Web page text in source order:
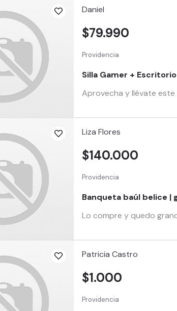
Daniel
Providencia
Silla Gamer +
Aprovecha y llévate este
$79.990
Liza Flores
Providencia
Banqueta baúl belice |
Lo compre y quedo
$140.000
Patricia Castro
Providencia
$1.000